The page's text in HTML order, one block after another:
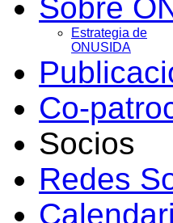
Sobre
Estrategia de
ONUSIDA
Co-
Socios
Redes